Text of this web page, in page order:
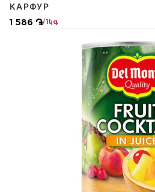
1 586 ֏/ 1կգ
КАРФУР